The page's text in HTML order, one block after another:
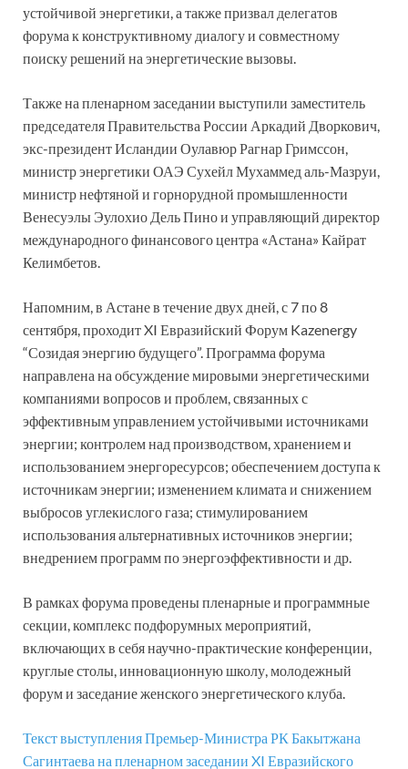
устойчивой энергетики, а также призвал делегатов
форума к конструктивному диалогу и совместному
поиску решений на энергетические вызовы.
Также на пленарном заседании выступили заместитель
председателя Правительства России Аркадий Дворкович,
экс-президент Исландии Оулавюр Рагнар Гримссон,
министр энергетики ОАЭ Сухейл Мухаммед аль-Мазруи,
министр нефтяной и горнорудной промышленности
Венесуэлы Эулохио Дель Пино и управляющий директор
международного финансового центра «Астана» Кайрат
Келимбетов.
Напомним, в Астане в течение двух дней, с 7 по 8
сентября, проходит XI Евразийский Форум Kazenergy
“Созидая энергию будущего”. Программа форума
направлена на обсуждение мировыми энергетическими
компаниями вопросов и проблем, связанных с
эффективным управлением устойчивыми источниками
энергии; контролем над производством, хранением и
использованием энергоресурсов; обеспечением доступа к
источникам энергии; изменением климата и снижением
выбросов углекислого газа; стимулированием
использования альтернативных источников энергии;
внедрением программ по энергоэффективности и др.
В рамках форума проведены пленарные и программные
секции, комплекс подфорумных мероприятий,
включающих в себя научно-практические конференции,
круглые столы, инновационную школу, молодежный
форум и заседание женского энергетического клуба.
Текст выступления Премьер-Министра РК Бакытжана
Сагинтаева на пленарном заседании XI Евразийского